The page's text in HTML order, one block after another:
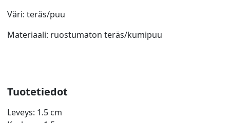
Väri: teräs/puu
Materiaali: ruostumaton teräs/kumipuu
Tuotetiedot
Leveys: 1.5 cm